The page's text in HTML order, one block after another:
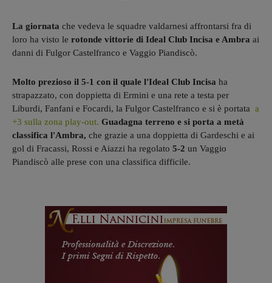
La giornata che vedeva le squadre valdarnesi affrontarsi fra di
loro ha visto le rotonde vittorie di Ideal Club Incisa e Ambra ai
danni di Fulgor Castelfranco e Vaggio Piandiscò.
Molto prezioso il 5-1 con il quale l'Ideal Club Incisa ha
strapazzato, con doppietta di Ermini e una rete a testa per
Liburdi, Fanfani e Focardi, la Fulgor Castelfranco e si è portata a
+3 sulla zona play-out. Guadagna terreno e si porta a metà
classifica l'Ambra, che grazie a una doppietta di Gardeschi e ai
gol di Fracassi, Rossi e Aiazzi ha regolato 5-2 un Vaggio
Piandiscò alle prese con una classifica difficile.